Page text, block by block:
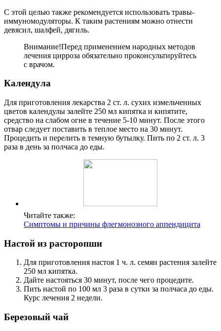
С этой целью также рекомендуется использовать травы-
иммуномодуляторы. К таким растениям можно отнести
девясил, шалфей, дягиль.
Внимание!Перед применением народных методов
лечения цирроза обязательно проконсультируйтесь
с врачом.
Календула
Для приготовления лекарства 2 ст. л. сухих измельченных
цветов календулы залейте 250 мл кипятка и кипятите,
средство на слабом огне в течение 5-10 минут. После этого
отвар следует поставить в теплое место на 30 минут.
Процедить и перелить в темную бутылку. Пить по 2 ст. л. 3
раза в день за полчаса до еды.
Читайте также:
Симптомы и причины флегмонозного аппендицита
Настой из расторопши
Для приготовления настоя 1 ч. л. семян растения залейте
250 мл кипятка.
Дайте настояться 30 минут, после чего процедите.
Пить настой по 100 мл 3 раза в сутки за полчаса до еды.
Курс лечения 2 недели.
Березовый чай